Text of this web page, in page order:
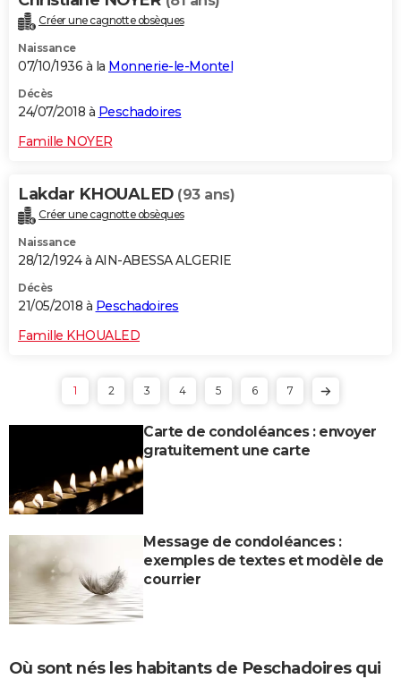
Créer une cagnotte obsèques
Naissance
07/10/1936 à la Monnerie-le-Montel
Décès
24/07/2018 à Peschadoires
Famille NOYER
Lakdar KHOUALED (93 ans)
Créer une cagnotte obsèques
Naissance
28/12/1924 à AIN-ABESSA ALGERIE
Décès
21/05/2018 à Peschadoires
Famille KHOUALED
1 2 3 4 5 6 7
Carte de condoléances : envoyer
gratuitement une carte
Message de condoléances :
exemples de textes et modèle de
courrier
Où sont nés les habitants de Peschadoires qui